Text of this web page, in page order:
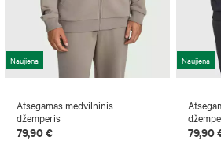
Naujiena
Atsegamas medvilninis
džemperis
79,90 €
Naujiena
79,90